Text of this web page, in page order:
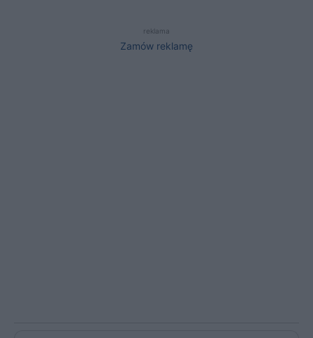
reklama
Zamów reklamę